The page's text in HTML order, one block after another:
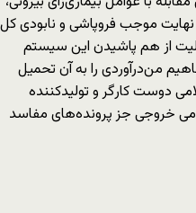
موجب فروپاشی و نابودی کل
از هم پاشیدن این سیستم
من‌درآوردی را به آن تحمیل
دوست کارگر و تولیدکننده
خروجی جز پرونده‌های مفاسد